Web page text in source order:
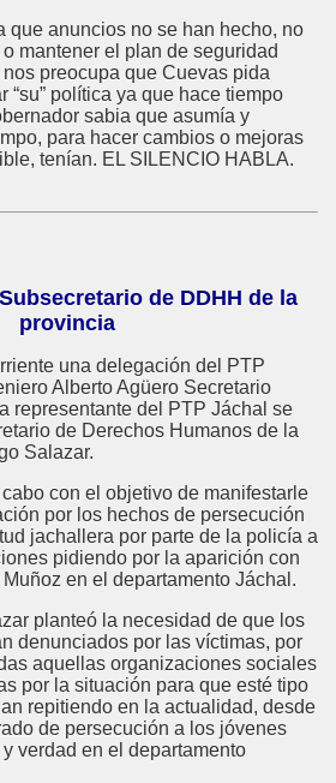
que anuncios no se han hecho, no
mantener el plan de seguridad
preocupa que Cuevas pida
“su” política ya que hace tiempo
sabia que asumía y
para hacer cambios o mejoras
tenían. EL SILENCIO HABLA.
de DDHH de la
provincia
una delegación del PTP
Alberto Agüero Secretario
representante del PTP Jáchal se
de Derechos Humanos de la
Salazar.
con el objetivo de manifestarle
por los hechos de persecución
jachallera por parte de la policía a
pidiendo por la aparición con
en el departamento Jáchal.
planteó la necesidad de que los
denunciados por las víctimas, por
aquellas organizaciones sociales
por la situación para que esté tipo
repitiendo en la actualidad, desde
de persecución a los jóvenes
verdad en el departamento